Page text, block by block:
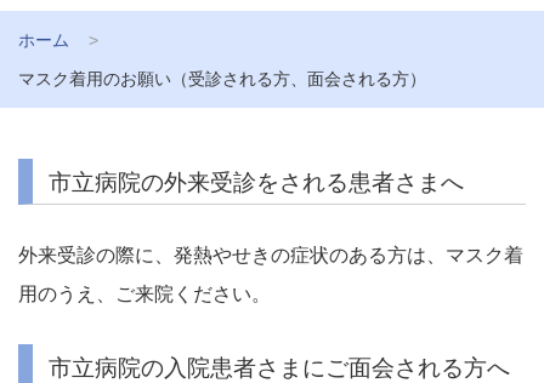
ホーム
マスク着用のお願い（受診される方、面会される方）
市立病院の外来受診をされる患者さまへ
外来受診の際に、発熱やせきの症状のある方は、マスク着
用のうえ、ご来院ください。
市立病院の入院患者さまにご面会される方へ